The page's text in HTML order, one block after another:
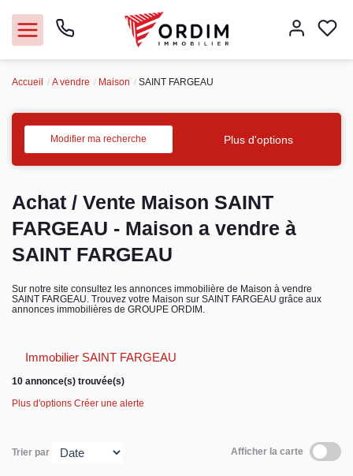
Acheter
Vendre
Immobilier pro
Faire gérer
Syndic
Espace client
Accueil A vendre Maison SAINT FARGEAU
Modifier ma recherche Plus d'options
Achat / Vente Maison SAINT
FARGEAU - Maison a vendre à
SAINT FARGEAU
Sur notre site consultez les annonces immobilière de Maison à vendre
SAINT FARGEAU. Trouvez votre Maison sur SAINT FARGEAU grâce aux
annonces immobilières de GROUPE ORDIM.
Immobilier SAINT FARGEAU
10 annonce(s) trouvée(s)
Plus d'options Créer une alerte
Trier par Afficher la carte